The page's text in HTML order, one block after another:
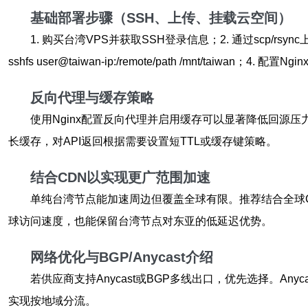
基础部署步骤（SSH、上传、挂载云空间）
1. 购买台湾VPS并获取SSH登录信息；2. 通过scp/
sshfs user@taiwan-ip:/remote/path /mnt/taiwan；4. 配置
反向代理与缓存策略
使用Nginx配置反向代理并启用缓存可以显著降低回源
长缓存，对API返回根据需要设置短TTL或缓存键策略。
结合CDN以实现更广范围加速
单纯台湾节点能加速周边但覆盖全球有限。推荐结合全
球访问速度，也能保留台湾节点对东亚的低延迟优势。
网络优化与BGP/Anycast介绍
若供应商支持Anycast或BGP多线出口，优先选择。
实现按地域分流。